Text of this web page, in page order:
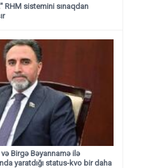
RHM sistemini sınaqdan
Birgə Bəyannamə ilə
yaratdığı status-kvo bir daha